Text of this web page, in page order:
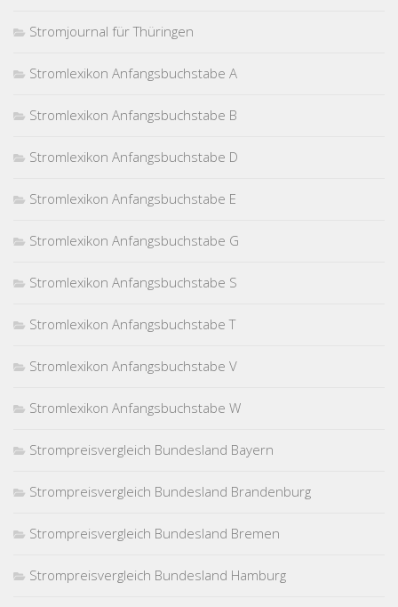
Stromjournal für Thüringen
Stromlexikon Anfangsbuchstabe A
Stromlexikon Anfangsbuchstabe B
Stromlexikon Anfangsbuchstabe D
Stromlexikon Anfangsbuchstabe E
Stromlexikon Anfangsbuchstabe G
Stromlexikon Anfangsbuchstabe S
Stromlexikon Anfangsbuchstabe T
Stromlexikon Anfangsbuchstabe V
Stromlexikon Anfangsbuchstabe W
Strompreisvergleich Bundesland Bayern
Strompreisvergleich Bundesland Brandenburg
Strompreisvergleich Bundesland Bremen
Strompreisvergleich Bundesland Hamburg